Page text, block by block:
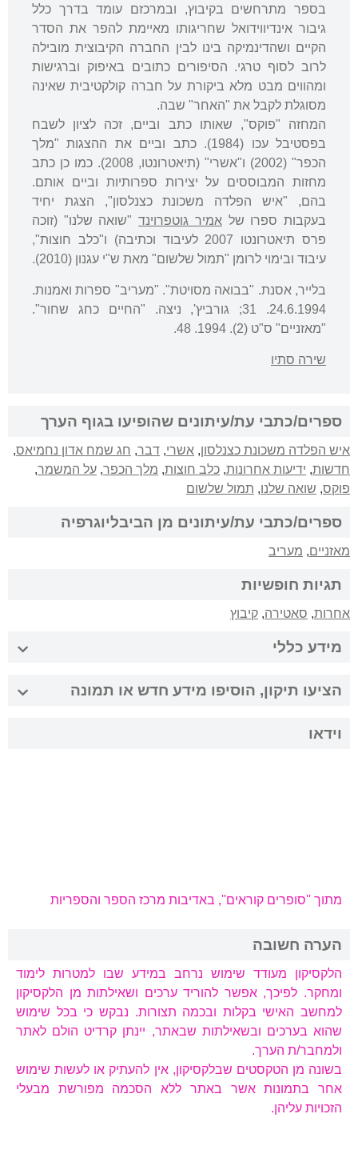
בספר מתרחשים בקיבוץ, ובמרכזם עומד בדרך כלל
גיבור אינדיווידואל שחריגותו מאיימת להפר את הסדר
הקיים ושהדינמיקה בינו לבין החברה הקיבוצית מובילה
לרוב לסוף טרגי. הסיפורים כתובים באיפוק וברגישות
ומהווים מבט מלא ביקורת על חברה קולקטיבית שאינה
מסוגלת לקבל את "האחר" שבה.
המחזה "פוקס", שאותו כתב וביים, זכה לציון לשבח
בפסטיבל עכו (1984). כתב וביים את ההצגות "מלך
הכפר" (2002) ו"אשרי" (תיאטרונטו, 2008). כמו כן כתב
מחזות המבוססים על יצירות ספרותיות וביים אותם.
בהם, "איש הפלדה משכונת כצנלסון", הצגת יחיד
בעקבות ספרו שלאמיר גוטפרוינד"שואה שלנו" (זוכה
פרס תיאטרונטו 2007 לעיבוד וכתיבה) ו"כלב חוצות",
עיבוד ובימוי לרומן "תמול שלשום" מאת ש"י עגנון (2010).
בלייר, אסנת. "בבואה מסויטת". "מעריב" ספרות ואמנות.
24.6.1994. 31; גורביץ', ניצה. "החיים כחג שחור".
"מאזניים" ס"ט (2). 1994. 48.
שירה סתיו
ספרים/כתבי עת/עיתונים שהופיעו בגוף הערך
איש הפלדה משכונת כצנלסון, אשרי, דבר, חג שמח אדון נחמיאס,
חדשות, ידיעות אחרונות, כלב חוצות, מלך הכפר, על המשמר,
פוקס, שואה שלנו, תמול שלשום
ספרים/כתבי עת/עיתונים מן הביבליוגרפיה
מאזניים, מעריב
תגיות חופשיות
אחרות, סאטירה, קיבוץ
מידע כללי
הציעו תיקון, הוסיפו מידע חדש או תמונה
וידאו
מתוך ''סופרים קוראים'', באדיבות מרכז הספר והספריות
הערה חשובה
הלקסיקון מעודד שימוש נרחב במידע שבו למטרות לימוד
ומחקר. לפיכך, אפשר להוריד ערכים ושאילתות מן הלקסיקון
למחשב האישי בקלות ובכמה תצורות. נבקש כי בכל שימוש
שהוא בערכים ובשאילתות שבאתר, יינתן קרדיט הולם לאתר
ולמחבר/ת הערך.
בשונה מן הטקסטים שבלקסיקון, אין להעתיק או לעשות שימוש
אחר בתמונות אשר באתר ללא הסכמה מפורשת מבעלי
הזכויות עליהן.